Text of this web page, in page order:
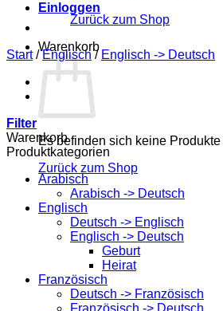
Zurück zum Shop
Warenkorb
Es befinden sich keine Produkte
Zurück zum Shop
Einloggen
Start / Englisch / Englisch -> Deutsch
Filter
Warenkorb
Produktkategorien
Arabisch
Arabisch -> Deutsch
Englisch
Deutsch -> Englisch
Englisch -> Deutsch
Geburt
Heirat
Französisch
Deutsch -> Französisch
Französisch -> Deutsch